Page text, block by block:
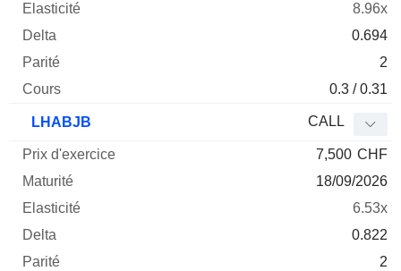
8.96x
0.694
2
0.3 / 0.31
LHABJB CALL
7,500 CHF
18/09/2026
6.53x
0.822
2